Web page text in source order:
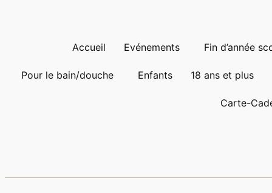
Accueil Evénements Fin d’année
Pour le bain/douche Enfants 18 ans et plus
Carte-